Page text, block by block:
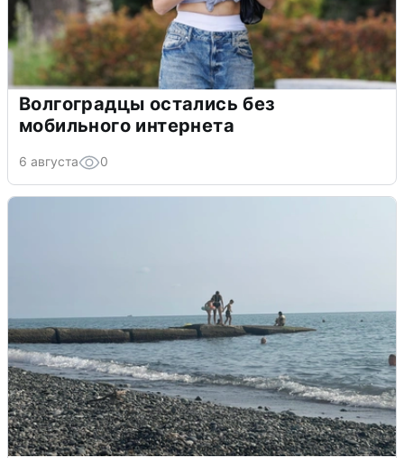
Волгоградцы остались без
мобильного интернета
6 августа 0